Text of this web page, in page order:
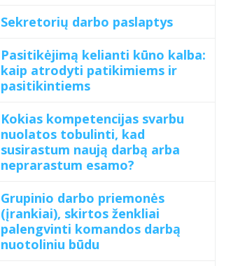
Sekretorių darbo paslaptys
Pasitikėjimą kelianti kūno kalba:
kaip atrodyti patikimiems ir
pasitikintiems
Kokias kompetencijas svarbu
nuolatos tobulinti, kad
susirastum naują darbą arba
neprarastum esamo?
Grupinio darbo priemonės
(įrankiai), skirtos ženkliai
palengvinti komandos darbą
nuotoliniu būdu